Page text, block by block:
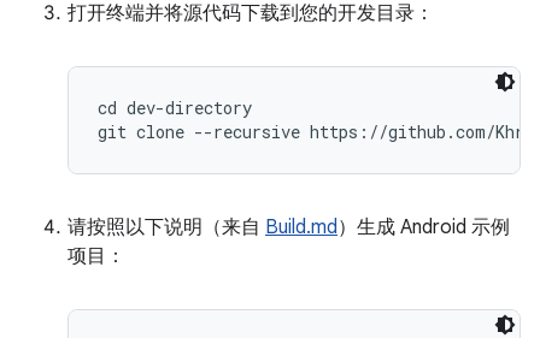
打开终端并将源代码下载到您的开发目录：
cd dev-directory
请按照以下说明（来自 Build.md）生成 Android 示例
项目：